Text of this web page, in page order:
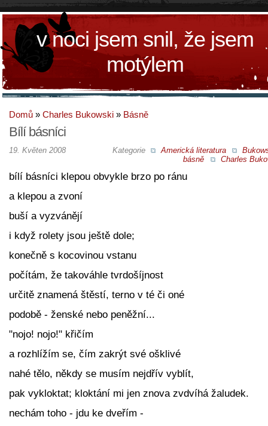
v noci jsem snil, že jsem
motýlem
Domů » Charles Bukowski » Básně
Bílí básníci
Kategorie Americká literatura
básně
Charles
19. Květen 2008
bílí básníci klepou obvykle brzo po ránu
a klepou a zvoní
buší a vyzvánějí
i když rolety jsou ještě dole;
konečně s kocovinou vstanu
počítám, že takováhle tvrdošíjnost
určitě znamená štěstí, terno v té či oné
podobě - ženské nebo peněžní...
"nojo! nojo!" křičím
a rozhlížím se, čím zakrýt své ošklivé
nahé tělo, někdy se musím nejdřív vyblít,
pak vykloktat; kloktání mi jen znova zvdvíhá žaludek.
nechám toho - jdu ke dveřím -